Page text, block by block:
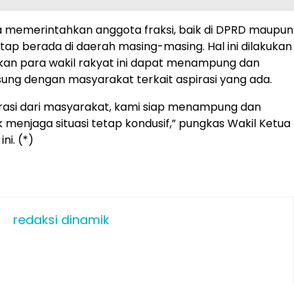
memerintahkan anggota fraksi, baik di DPRD maupun
berada di daerah masing-masing. Hal ini dilakukan
para wakil rakyat ini dapat menampung dan
dengan masyarakat terkait aspirasi yang ada.
dari masyarakat, kami siap menampung dan
menjaga situasi tetap kondusif,” pungkas Wakil Ketua
(*)
redaksi dinamik